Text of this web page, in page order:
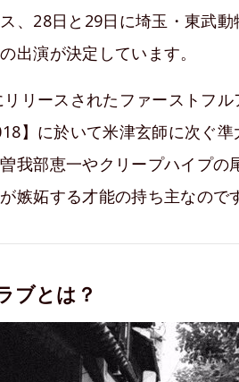
、28日と29日に埼玉・東武
出演が決定しています。
リースされたファーストフル
】に於いて米津玄師に次ぐ
我部恵一やクリープハイプ
嫉妬する才能の持ち主なので
ブとは？